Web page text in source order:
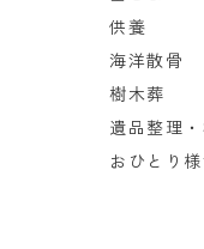
供養
海洋散骨
樹木葬
遺品整理
おひとり